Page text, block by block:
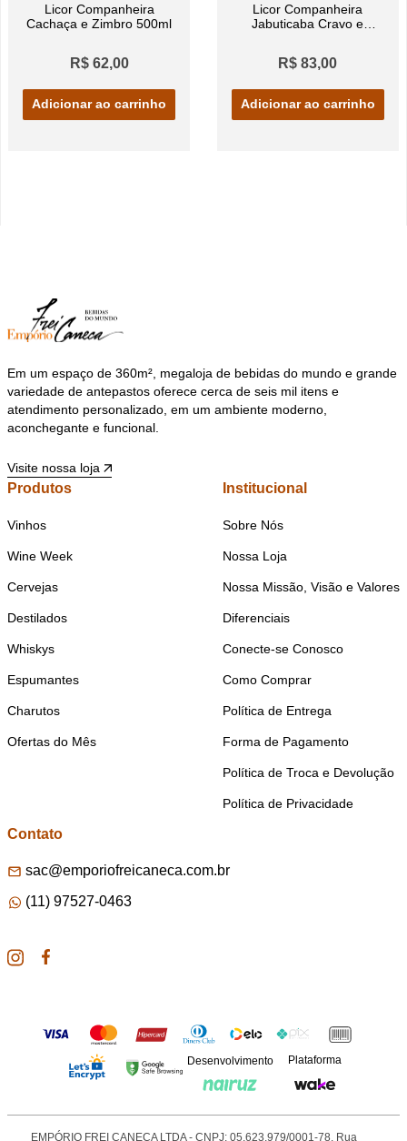
Licor Companheira
Cachaça e Zimbro 500ml
R$ 62,00
Adicionar ao carrinho
Licor Companheira
Jabuticaba Cravo e
R$ 83,00
Adicionar ao carrinho
Em um espaço de 360m², megaloja de bebidas do mundo e grande
variedade de antepastos oferece cerca de seis mil itens e
atendimento personalizado, em um ambiente moderno,
aconchegante e funcional.
Visite nossa loja
Produtos
Vinhos
Wine Week
Cervejas
Destilados
Whiskys
Espumantes
Charutos
Ofertas do Mês
Institucional
Sobre Nós
Nossa Loja
Nossa Missão, Visão e Valores
Diferenciais
Conecte-se Conosco
Como Comprar
Política de Entrega
Forma de Pagamento
Política de Troca e Devolução
Política de Privacidade
Contato
sac@emporiofreicaneca.com.br
(11) 97527-0463
Desenvolvimento Plataforma
EMPÓRIO FREI CANECA LTDA - CNPJ: 05.623.979/0001-78. Rua